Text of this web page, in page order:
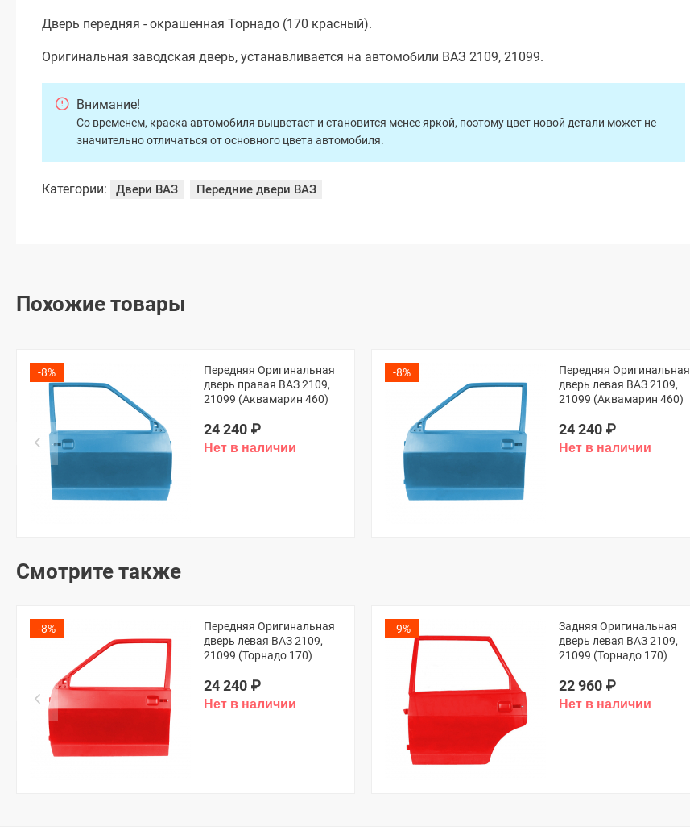
Дверь передняя - окрашенная Торнадо (170 красный).
Оригинальная заводская дверь, устанавливается на автомобили ВАЗ 2109, 21099.
Внимание!
Со временем, краска автомобиля выцветает и становится менее яркой, поэтому цвет новой детали может не
значительно отличаться от основного цвета автомобиля.
Категории: Двери ВАЗ Передние двери ВАЗ
Похожие товары
-8%
Передняя Оригинальная
дверь правая ВАЗ 2109,
21099 (Аквамарин 460)
24 240 ₽
-8%
Передняя Оригинальная
дверь левая ВАЗ 2109,
21099 (Аквамарин 460)
24 240 ₽
Смотрите также
-8%
Передняя Оригинальная
дверь левая ВАЗ 2109,
21099 (Торнадо 170)
24 240 ₽
-9%
Задняя Оригинальная
дверь левая ВАЗ 2109,
21099 (Торнадо 170)
22 960 ₽